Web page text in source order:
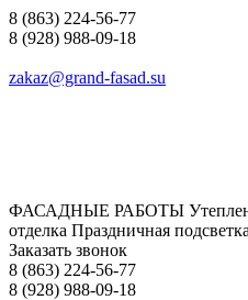
8 (863) 224-56-77
8 (928) 988-09-18
zakaz@grand-fasad.su
ФАСАДНЫЕ РАБОТЫ
отделка Праздничная подсветка
Заказать звонок
8 (863) 224-56-77
8 (928) 988-09-18